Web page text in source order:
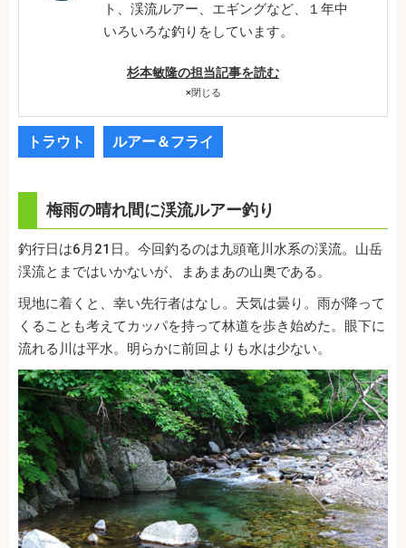
ト、渓流ルアー、エギングなど、１年中
いろいろな釣りをしています。
杉本敏隆の担当記事を読む
×閉じる
トラウト ルアー＆フライ
梅雨の晴れ間に渓流ルアー釣り
釣行日は6月21日。今回釣るのは九頭竜川水系の渓流。山岳
渓流とまではいかないが、まあまあの山奥である。
現地に着くと、幸い先行者はなし。天気は曇り。雨が降って
くることも考えてカッパを持って林道を歩き始めた。眼下に
流れる川は平水。明らかに前回よりも水は少ない。